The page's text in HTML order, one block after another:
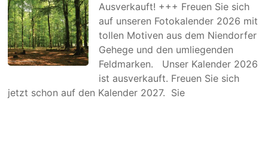
e.
V.
Ausverkauft! +++ Freuen Sie sich
auf unseren Fotokalender 2026 mit
tollen Motiven aus dem Niendorfer
Gehege und den umliegenden
Feldmarken. Unser Kalender 2026
ist ausverkauft. Freuen Sie sich
jetzt schon auf den Kalender 2027. Sie